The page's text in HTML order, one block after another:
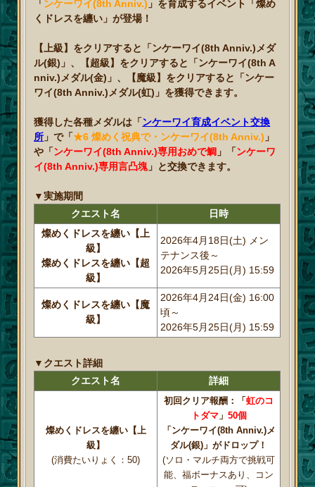
「ンケーワイ(8th Anniv.) 」を育成するイベント「燦め
くドレスを纏い」が登場！
【上級】をクリアすると「ンケーワイ(8th Anniv.)メダ
ル(銀)」、【超級】をクリアすると「ンケーワイ(8th A
nniv.)メダル(金)」、【魔級】をクリアすると「ンケー
ワイ(8th Anniv.)メダル(虹)」を獲得できます。
獲得した各種メダルは「ンケーワイ育成イベント交換
所 」で「★6 燦めく祝典で・ンケーワイ(8th Anniv.) 」
や「ンケーワイ(8th Anniv.)専用おめで鯛 」「ンケーワ
イ(8th Anniv.)専用言凸塊 」と交換できます。
▼実施期間
クエスト名
日時
燦めくドレスを纏い【上
級】
燦めくドレスを纏い【超
級】
2026年4月18日(土) メン
テナンス後～
2026年5月25日(月) 15:59
燦めくドレスを纏い【魔
級】
2026年4月24日(金) 16:00
頃～
2026年5月25日(月) 15:59
▼クエスト詳細
クエスト名
詳細
燦めくドレスを纏い【上
級】
(消費たいりょく：50)
初回クリア報酬：「虹のコ
トダマ」 50個
「ンケーワイ(8th Anniv.)メ
ダル(銀)」がドロップ！
(ソロ・マルチ両方で挑戦可
能、福ボーナスあり、コン